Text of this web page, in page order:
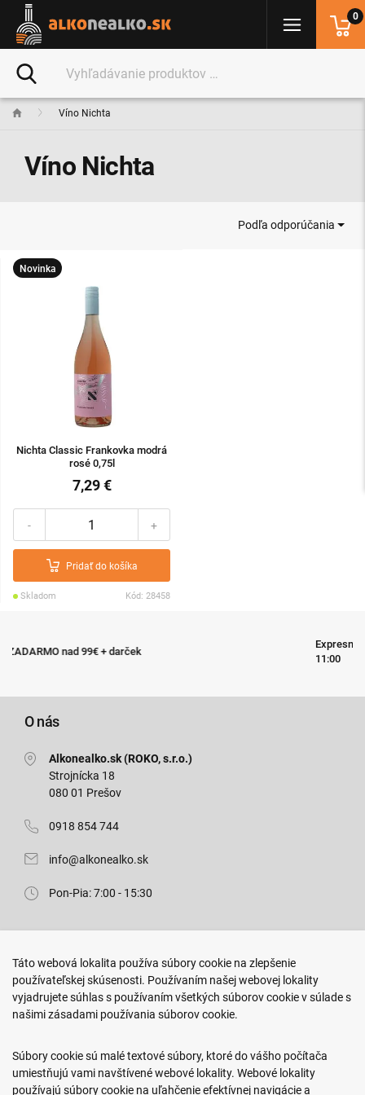
Víno Nichta
Víno Nichta
Podľa odporúčania
Novinka
Nichta Classic Frankovka modrá
rosé 0,75l
7,29 €
- +
Pridať do košíka
Skladom Kód: 28458
Expresné doručenie tovaru do 24 hodín pri objednávke do
11:00
O nás
Alkonealko.sk (ROKO, s.r.o.)
Strojnícka 18
080 01 Prešov
0918 854 744
info@alkonealko.sk
Pon-Pia: 7:00 - 15:30
Arm. gen. Svobodu 23/A
080 01 Prešov
0917 466 578
sekcovpredajna@doroka.sk
Pon-Ned: 9:00 - 20:00
0
Táto webová lokalita používa súbory cookie na zlepšenie
používateľskej skúsenosti. Používaním našej webovej lokality
vyjadrujete súhlas s používaním všetkých súborov cookie v súlade s
našimi zásadami používania súborov cookie.
Súbory cookie sú malé textové súbory, ktoré do vášho počítača
umiestňujú vami navštívené webové lokality. Webové lokality
používajú súbory cookie na uľahčenie efektívnej navigácie a